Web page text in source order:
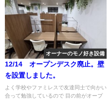
オーナーのモノ好き設備
12/14 オープンデスク廃止。壁
を設置しました。
よく学校やファミレスで友達同士で向かい
合って勉強しているので 目の前がオープ